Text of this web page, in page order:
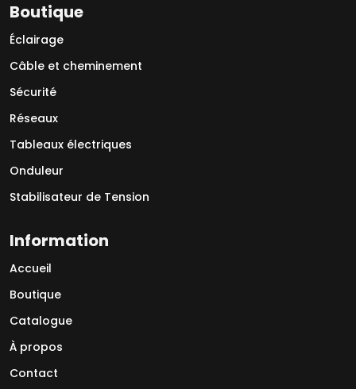
Boutique
Éclairage
Câble et cheminement
Sécurité
Réseaux
Tableaux électriques
Onduleur
Stabilisateur de Tension
Information
Accueil
Boutique
Catalogue
À propos
Contact